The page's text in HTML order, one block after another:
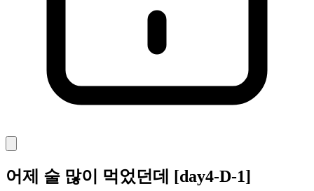
어제 술 많이 먹었던데 [day4-D-1]